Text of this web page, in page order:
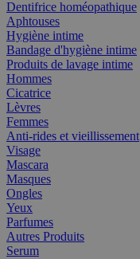
Dentifrice homéopathique
Aphtouses
Hygiène intime
Bandage d'hygiène intime
Produits de lavage intime
Hommes
Cicatrice
Lèvres
Femmes
Anti-rides et vieillissement
Visage
Mascara
Masques
Ongles
Yeux
Parfumes
Autres Produits
Serum